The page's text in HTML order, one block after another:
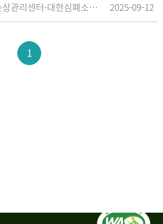
[업무협약] 중앙손상관리센터-대한심폐소생협회, 학교현장 CPR 교육 확대 위한 업무협약 체결 2025-09-12
1